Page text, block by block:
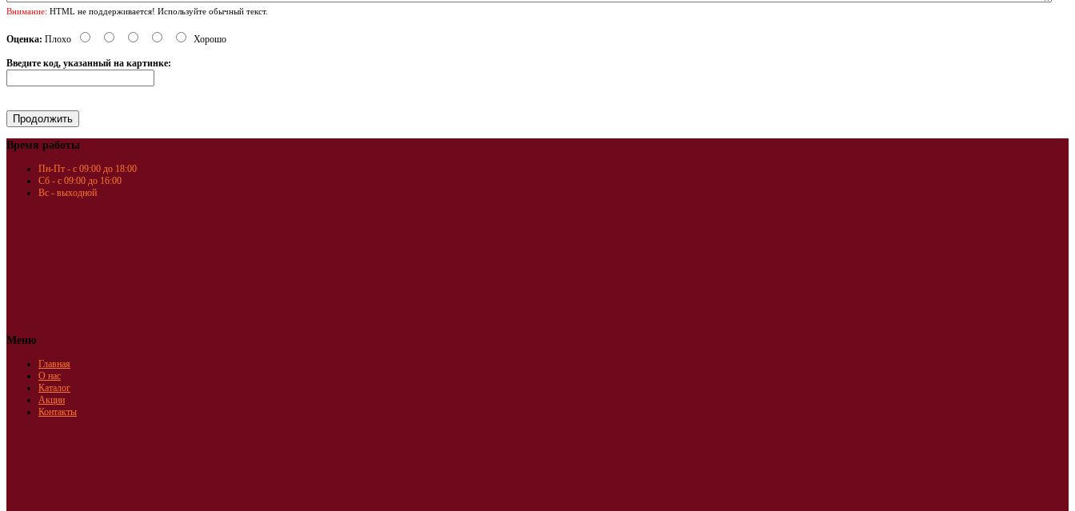
Внимание: HTML не поддерживается! Используйте обычный текст.
Оценка: Плохо Хорошо
Введите код, указанный на картинке:
Время работы
Пн-Пт - с 09:00 до 18:00
Сб - с 09:00 до 16:00
Вс - выходной
Меню
Главная
О нас
Каталог
Акции
Контакты